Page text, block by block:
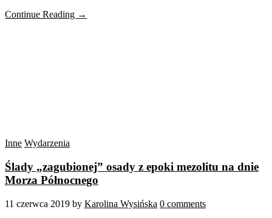
Continue Reading →
Inne Wydarzenia
Ślady „zagubionej” osady z epoki mezolitu na dnie
Morza Północnego
11 czerwca 2019 by Karolina Wysińska 0 comments